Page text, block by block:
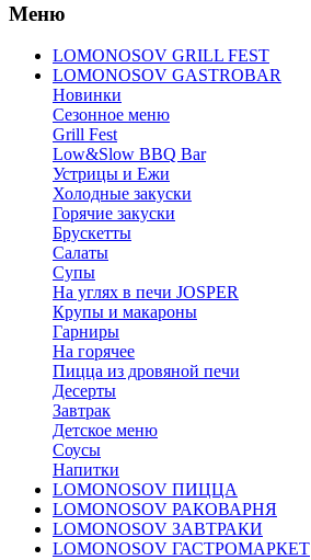
Меню
LOMONOSOV GRILL FEST
LOMONOSOV GASTROBAR
Новинки
Сезонное меню
Grill Fest
Low&Slow BBQ Bar
Устрицы и Ежи
Холодные закуски
Горячие закуски
Брускетты
Салаты
Супы
На углях в печи JOSPER
Крупы и макароны
Гарниры
На горячее
Пицца из дровяной печи
Десерты
Завтрак
Детское меню
Соусы
Напитки
LOMONOSOV ПИЦЦА
LOMONOSOV РАКОВАРНЯ
LOMONOSOV ЗАВТРАКИ
LOMONOSOV ГАСТРОМАРКЕТ